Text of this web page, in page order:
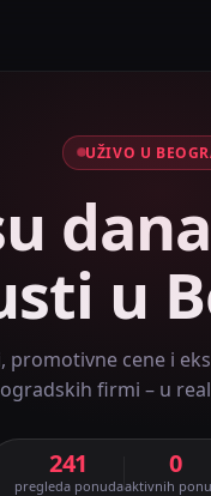
UŽIVO U
u
promotivne cene i
firmi – u
241
pregleda ponuda
0
aktivnih